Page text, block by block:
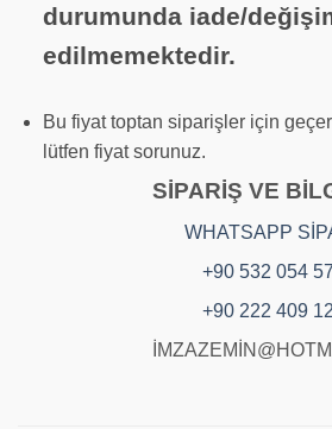
durumunda iade/
edilmemektedir.
Bu fiyat toptan siparişler için
lütfen fiyat sorunuz.
SİPARİŞ VE
WHATSAPP
+90 532 054
+90 222 409